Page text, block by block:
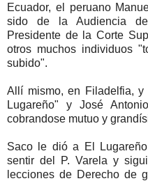
Ecuador, el peruano
sido de la Audiencia
Presidente de la Corte
otros muchos individuos
subido".
Allí mismo, en Filadelfia, y
Lugareño" y José
cobrandose mutuo y
Saco le dió a El
sentir del P. Varela y
lecciones de Derecho de